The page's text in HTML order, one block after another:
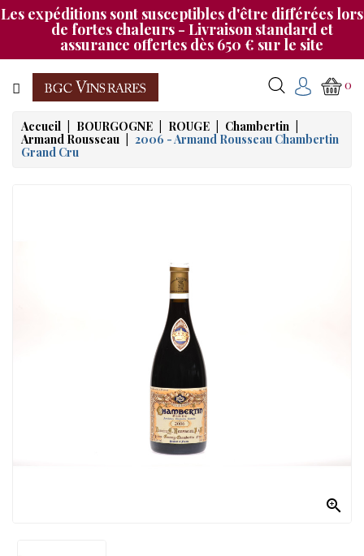
Les expéditions sont susceptibles d'être différées lors
de fortes chaleurs - Livraison standard et
assurance offertes dès 650 € sur le site
Catégorie
CHAMPAGNE
BOURGOGNE
RHÔNE
0
Accueil BOURGOGNE ROUGE
Chambertin
Armand Rousseau
2006 - Armand Rousseau Chambertin
Grand Cru
